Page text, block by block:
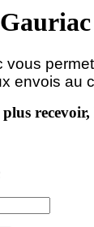
vous
envois au
plus